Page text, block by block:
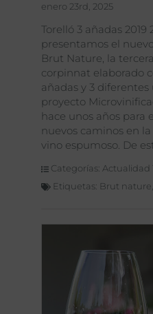
enero 23rd, 2025
Torelló 3 añadas 2019
presentamos el nuevo
Brut Nature, la
corpinnat elaborado
añadas y 3 diferentes
proyecto
hace unos años para
nuevos caminos en
vino espumoso. De
Categorías: Actualidad
Etiquetas: Brut nature